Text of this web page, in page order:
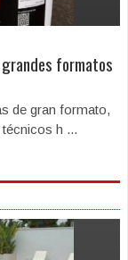
formatos
de gran formato,
h ...